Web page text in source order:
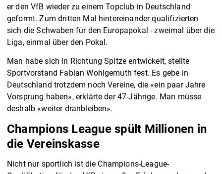
er den VfB wieder zu einem Topclub in Deutschland
geformt. Zum dritten Mal hintereinander qualifizierten
sich die Schwaben für den Europapokal - zweimal über die
Liga, einmal über den Pokal.
Man habe sich in Richtung Spitze entwickelt, stellte
Sportvorstand Fabian Wohlgemuth fest. Es gebe in
Deutschland trotzdem noch Vereine, die «ein paar Jahre
Vorsprung haben», erklärte der 47-Jährige. Man müsse
deshalb «weiter dranbleiben».
Champions League spült Millionen in
die Vereinskasse
Nicht nur sportlich ist die Champions-League-